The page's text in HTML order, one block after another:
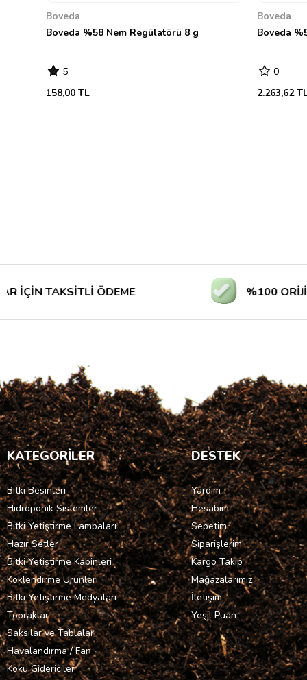
Boveda
Boveda %58 Nem Regülatörü 8 g
5
158,00 TL
Boveda
Boveda
0
2.263,62
ÖDEME %100 ORİJİNAL
KATEGORİLER
Bitki Besinleri
Hidroponik Sistemler
Bitki Yetiştirme Lambaları
Hazır Setler
Bitki Yetiştirme Kabinleri
Köklendirme Ürünleri
Bitki Yetiştirme Medyaları
Topraklar
Saksılar ve Tablalar
Havalandırma / Fan
Koku Gidericiler
DESTEK
Yardım
Hesabım
Sepetim
Siparişlerim
Kargo Takip
Mağazalarımız
İletişim
Yeşil Puan